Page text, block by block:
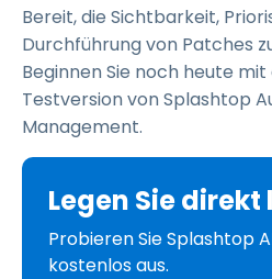
Bereit, die Sichtbarkeit,
Durchführung von Patches
Beginnen Sie noch heute
Testversion von Splashtop
Management.
Legen Sie direkt
Probieren Sie Splashtop
kostenlos aus.